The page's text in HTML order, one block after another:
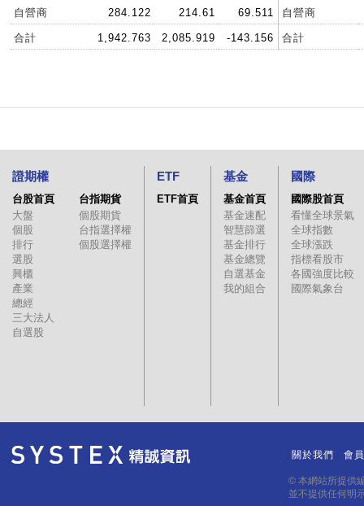
自營商 284.122 214.61 69.511
合計 1,942.763 2,085.919 -143.156
自營商
合計
證期權
台股首頁
大盤
個股
排行
選股
興櫃
產業
總經
三大法人
自選股
台指期貨
個股期貨
台指選擇權
個股選擇權
ETF
ETF首頁
基金
基金首頁
基金速配
智慧篩選
基金排行
基金總覽
自選基金
我的組合
國際
國際股首頁
看懂全球景氣
全球指數
全球漲跌
指標看股市
各國強度比較
國際氣象台
關於我們 會
© 本網站所提供
並不提供任何明